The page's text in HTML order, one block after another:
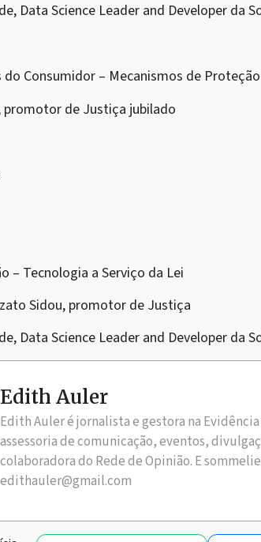
Data Science Leader and Developer da
do Consumidor – Mecanismos de
promotor de Justiça jubilado
– Tecnologia a Serviço da Lei
Sidou, promotor de Justiça
Data Science Leader and Developer da
Edith Auler
Edith Auler é jornalista e gestora na
assessoria de comunicação, eventos,
colaboradora do Rede de Opinião. E
edithauler@gmail.com